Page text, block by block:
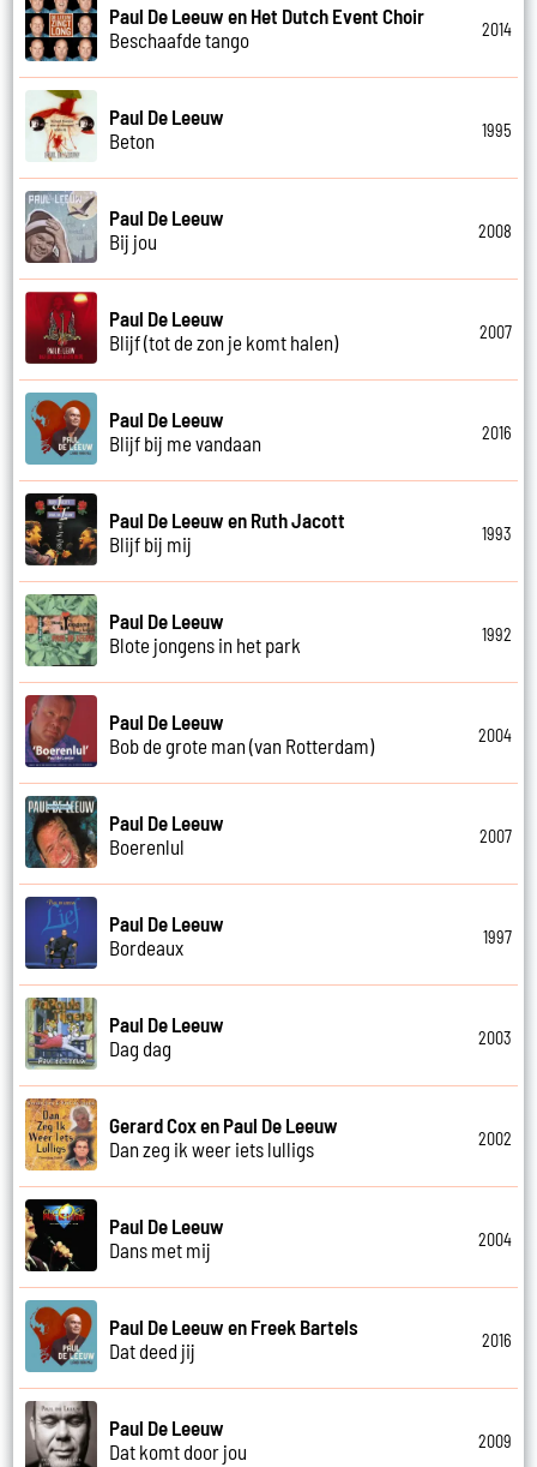
Paul De Leeuw en Het Dutch Event Choir
Beschaafde tango
2014
Paul De Leeuw
Beton
1995
Paul De Leeuw
Bij jou
2008
Paul De Leeuw
Blijf (tot de zon je komt halen)
2007
Paul De Leeuw
Blijf bij me vandaan
2016
Paul De Leeuw en Ruth Jacott
Blijf bij mij
1993
Paul De Leeuw
Blote jongens in het park
1992
Paul De Leeuw
Bob de grote man (van Rotterdam)
2004
Paul De Leeuw
Boerenlul
2007
Paul De Leeuw
Bordeaux
1997
Paul De Leeuw
Dag dag
2003
Gerard Cox en Paul De Leeuw
Dan zeg ik weer iets lulligs
2002
Paul De Leeuw
Dans met mij
2004
Paul De Leeuw en Freek Bartels
Dat deed jij
2016
Paul De Leeuw
Dat komt door jou
2009